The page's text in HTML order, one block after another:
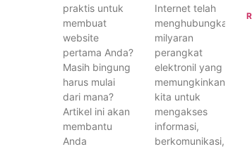
praktis untuk
membuat
website
pertama Anda?
Masih bingung
harus mulai
dari mana?
Artikel ini akan
membantu
Anda
Internet telah
menghubungkan
milyaran
perangkat
elektronil yang
memungkinkan
kita untuk
mengakses
informasi,
berkomunikasi,